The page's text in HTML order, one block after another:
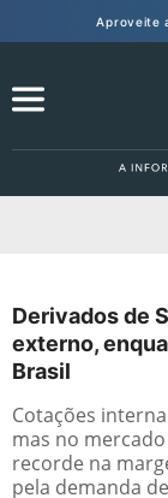
Aproveite
Derivados de
externo,
Brasil
Cotações
mas no
recorde na
pela demanda